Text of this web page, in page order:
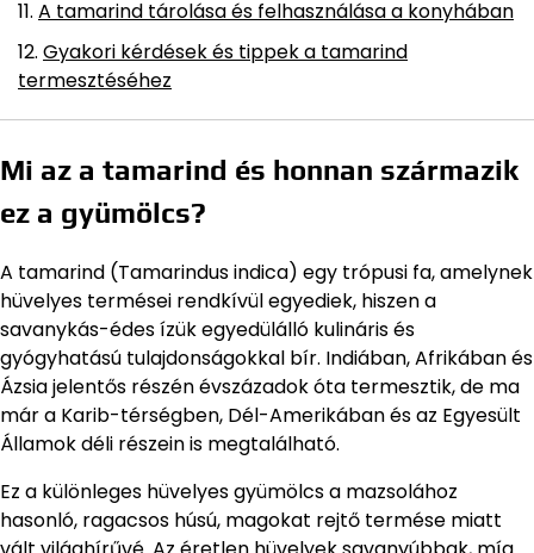
A tamarind tárolása és felhasználása a konyhában
Gyakori kérdések és tippek a tamarind
termesztéséhez
Mi az a tamarind és honnan származik
ez a gyümölcs?
A tamarind (Tamarindus indica) egy trópusi fa, amelynek
hüvelyes termései rendkívül egyediek, hiszen a
savanykás-édes ízük egyedülálló kulináris és
gyógyhatású tulajdonságokkal bír. Indiában, Afrikában és
Ázsia jelentős részén évszázadok óta termesztik, de ma
már a Karib-térségben, Dél-Amerikában és az Egyesült
Államok déli részein is megtalálható.
Ez a különleges hüvelyes gyümölcs a mazsolához
hasonló, ragacsos húsú, magokat rejtő termése miatt